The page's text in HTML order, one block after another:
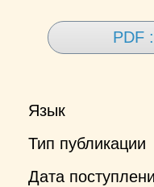
PDF
Язык
Тип публикации
Дата